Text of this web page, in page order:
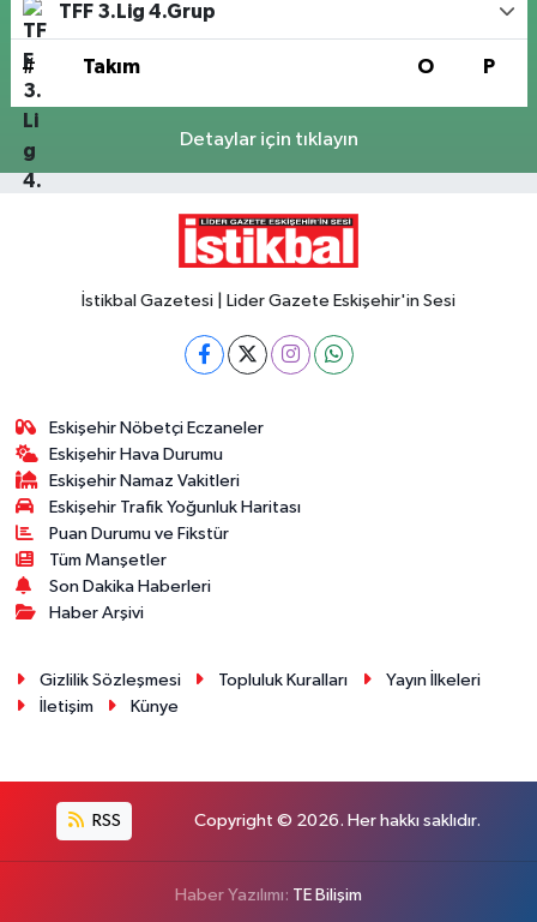
TFF 3.Lig 4.Grup
# Takım O P
Detaylar için tıklayın
İstikbal Gazetesi | Lider Gazete Eskişehir'in Sesi
Eskişehir Nöbetçi Eczaneler
Eskişehir Hava Durumu
Eskişehir Namaz Vakitleri
Eskişehir Trafik Yoğunluk Haritası
Puan Durumu ve Fikstür
Tüm Manşetler
Son Dakika Haberleri
Haber Arşivi
Gizlilik Sözleşmesi Topluluk Kuralları
Yayın İlkeleri
İletişim
Künye
RSS Copyright © 2026. Her hakkı saklıdır.
Haber Yazılımı: TE Bilişim